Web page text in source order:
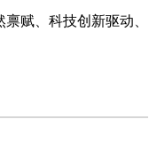
赋、科技创新驱动、